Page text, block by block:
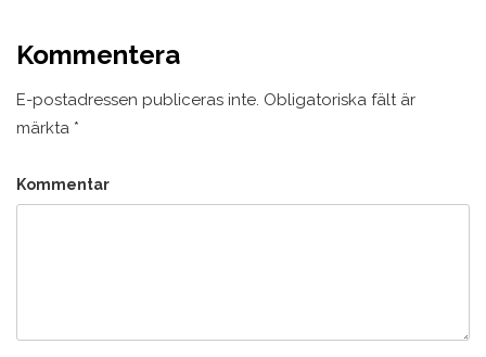
Kommentera
E-postadressen publiceras inte. Obligatoriska fält är
märkta *
Kommentar